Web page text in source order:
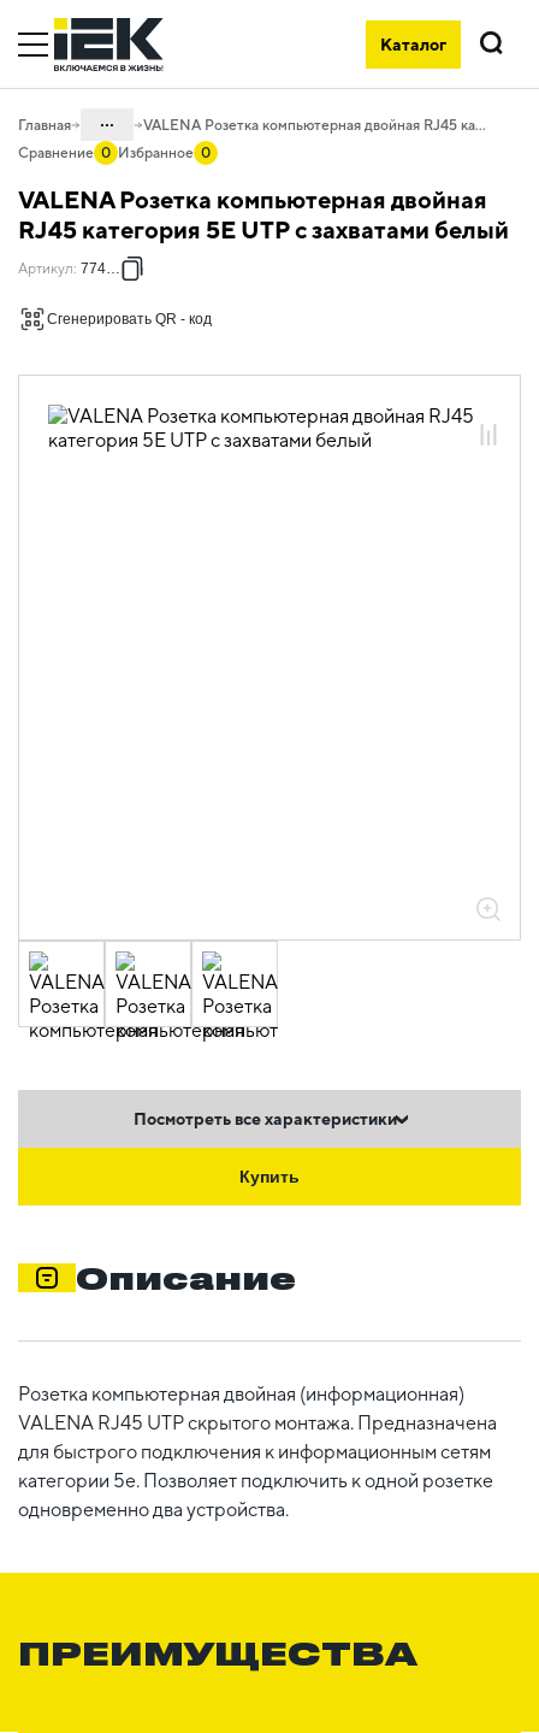
Каталог
Поиск
Главная ...
06. Изделия электроустановочные,
удлинители и силовые разъемы
06.01 Электроустановочные изделия
06.01.14 Электроустановочные
06.01.14.01 ЭУИ VALENA: цвет белый
VALENA Розетка компьютерная двойная RJ45 категория 5Е UTP с захватами белый
Сравнение 0 Избранное 0
VALENA Розетка компьютерная двойная
RJ45 категория 5Е UTP с захватами белый
Артикул: 774231
Сгенерировать QR - код
Посмотреть все характеристики
Купить
Описание
Розетка компьютерная двойная (информационная)
VALENA RJ45 UTP скрытого монтажа. Предназначена
для быстрого подключения к информационным сетям
категории 5e. Позволяет подключить к одной розетке
одновременно два устройства.
ПРЕИМУЩЕСТВА